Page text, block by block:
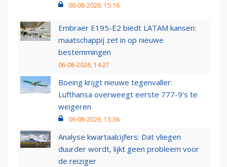
06-08-2026, 15:16
Embraer E195-E2 biedt LATAM kansen:
maatschappij zet in op nieuwe
bestemmingen
06-08-2026, 14:27
Boeing krijgt nieuwe tegenvaller:
Lufthansa overweegt eerste 777-9’s te
weigeren
06-08-2026, 13:36
Analyse kwartaalcijfers: Dat vliegen
duurder wordt, lijkt geen probleem voor
de reiziger